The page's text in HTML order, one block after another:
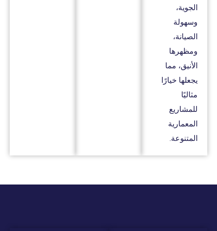
الجوية،
وسهولة
الصيانة،
ومظهرها
الأنيق، مما
يجعلها خيارًا
مثاليًا
للمشاريع
المعمارية
المتنوعة.